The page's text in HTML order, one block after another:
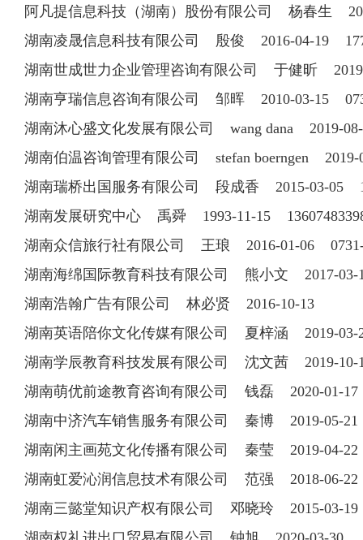
阿凡提信息科技（湖南）股份有限公司 杨春生
湖南凌晟信息科技有限公司 殷俊 2016-04-19
湖南世成世力企业管理咨询有限公司 于健昕
湖南亨瑞信息咨询有限公司 邹晖 2010-03-15
湖南沐心盛文化发展有限公司 wang dana 2019-
湖南伯温咨询管理有限公司 stefan boerngen
湖南瑞桥出国服务有限公司 段成香 2015-03-05
湖南发展研究中心 禹舜 1993-11-15
湖南众信旅行社有限公司 王琅 2016-01-06
湖南海绵国际教育科技有限公司 熊小文 2017-
湖南浩翰广告有限公司 林必贤 2016-10-13
湖南英语陪你文化传媒有限公司 夏梓涵 2019-
湖南学辰教育科技发展有限公司 沈文茜 2019-
湖南萌优前途教育咨询有限公司 钱磊 2020-01-
湖南中济汽车销售服务有限公司 秦博 2019-05-
湖南闲主画苑文化传播有限公司 秦莹 2019-04-
湖南虹爱沁润信息技术有限公司 范强 2018-06-
湖南三懿堂知识产权有限公司 邓晓玲 2015-03-